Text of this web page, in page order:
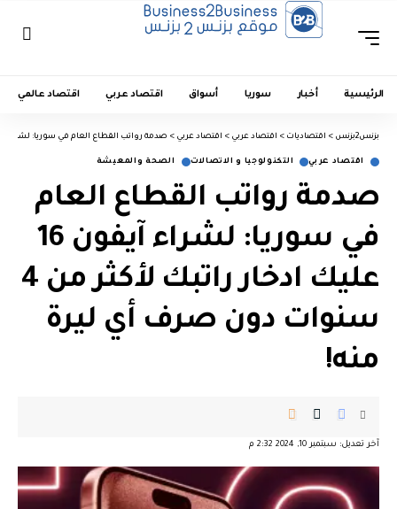
الرئيسية أخبار سوريا أسواق اقتصاد عربي اقتصاد عالمي
بزنس2بزنس > اقتصاديات > اقتصاد عربي > اقتصاد عربي > صدمة رواتب القطاع العام في سوريا: لشراء آيفون 16 عليك ادخار راتبك لأكثر من 4 سنوات دون صرف
اقتصاد عربي التكنولوجيا و الاتصالات الصحة والمعيشة
صدمة رواتب القطاع العام
في سوريا: لشراء آيفون 16
عليك ادخار راتبك لأكثر من 4
سنوات دون صرف أي ليرة
منه!
آخر تعديل: سبتمبر 10, 2024 2:32 م